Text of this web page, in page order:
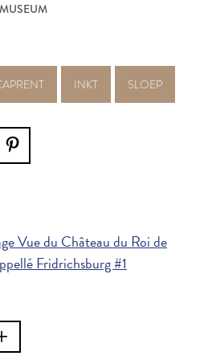
INKT SLOEP
Vue du Château du Roi de
Fridrichsburg #1